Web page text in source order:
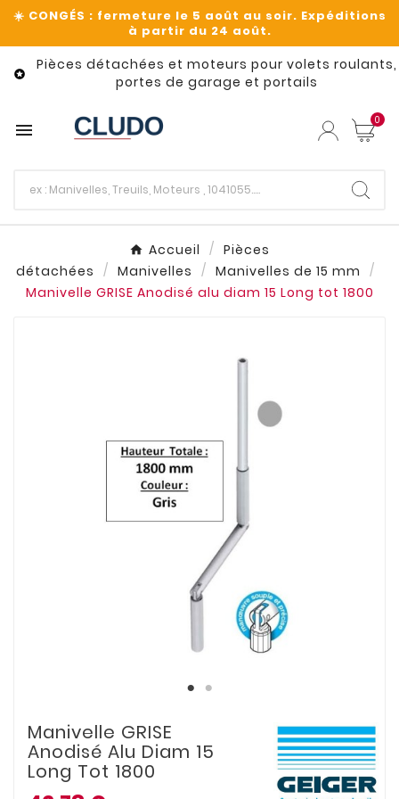

Pièces détachées et moteurs pour volets roulants,
portes de garage et portails
 0
Accueil
Pièces
détachées
Manivelles
Manivelles de 15 mm
Manivelle GRISE Anodisé alu diam 15 Long tot 1800
Manivelle GRISE
Anodisé Alu Diam 15
Long Tot 1800